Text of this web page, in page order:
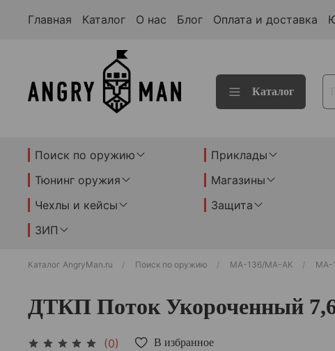
Главная Каталог О нас Блог Оплата и доставка
Каталог
Поиск по оружию Приклады
Тюнинг оружия
Магазины
Чехлы и кейсы
Защита
ЗИП
Каталог AngryMan.ru Поиск по оружию МА-136/МА-АК МА-
ДТКП Поток Укороченный
(0) В избранное